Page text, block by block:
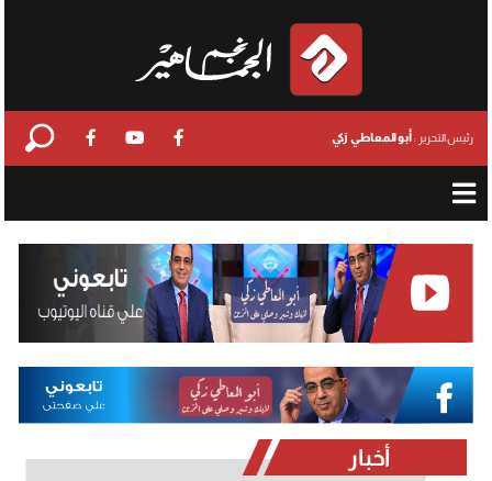
رئيس التحرير : أبو المعاطي زكي
أخبار